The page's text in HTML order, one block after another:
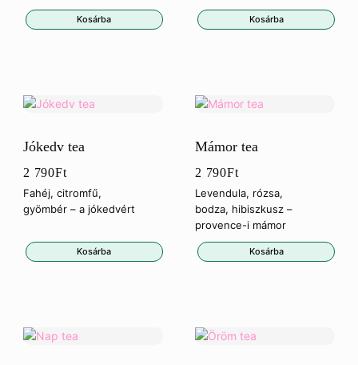
Kosárba Kosárba
Jókedv tea
2 790Ft
Fahéj, citromfű,
gyömbér – a jókedvért
Kosárba
Mámor tea
2 790Ft
Levendula, rózsa,
bodza, hibiszkusz –
provence-i mámor
Kosárba